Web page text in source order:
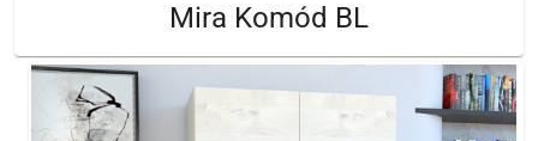
Mira Komód BL